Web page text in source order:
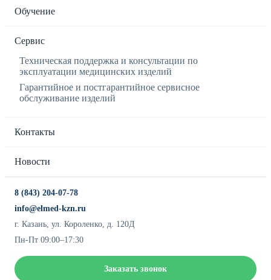
Обучение
Сервис
Техническая поддержка и консультации по
эксплуатации медицинских изделий
Гарантийное и постгарантийное сервисное
обслуживание изделий
Контакты
Новости
8 (843) 204-07-78
info@elmed-kzn.ru
г. Казань, ул. Короленко, д. 120Д
Пн-Пт 09:00–17:30
Заказать звонок